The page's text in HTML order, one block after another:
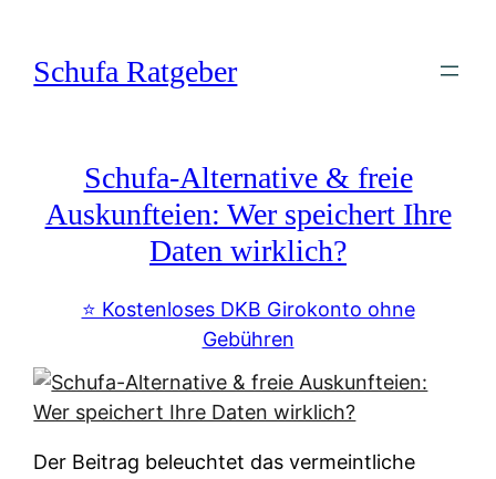
springen
Schufa Ratgeber
Schufa-Alternative & freie
Auskunfteien: Wer speichert Ihre
Daten wirklich?
⭐️ Kostenloses DKB Girokonto ohne
Gebühren
Der Beitrag beleuchtet das vermeintliche